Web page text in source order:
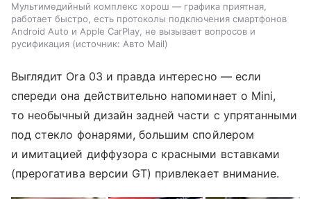
Мультимедийный комплекс хорош — графика приятная,
работает быстро, есть протоколы подключения смартфонов
Android Auto и Apple CarPlay, не вызывает вопросов и
русификация
источник: Авто Mail
Выглядит Ora 03 и правда интересно — если
спереди она действительно напоминает о Mini,
то необычный дизайн задней части с упрятанными
под стекло фонарями, большим спойлером
и имитацией диффузора с красными вставками
(прерогатива версии GT) привлекает внимание.